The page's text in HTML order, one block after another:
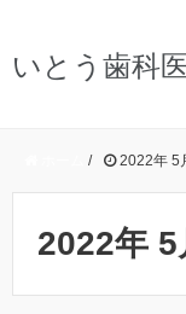
いとう歯科
/ 2022年 5
2022年